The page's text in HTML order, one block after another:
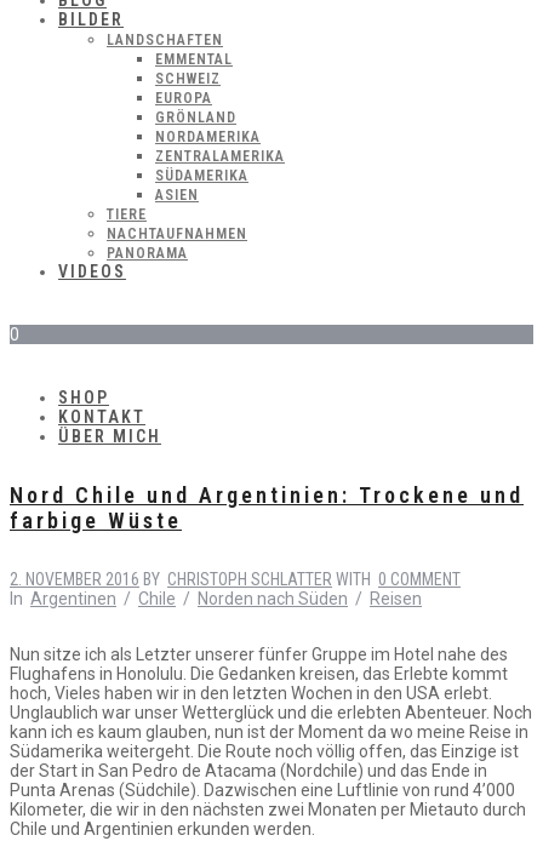
BILDER
LANDSCHAFTEN
EMMENTAL
SCHWEIZ
EUROPA
GRÖNLAND
NORDAMERIKA
ZENTRALAMERIKA
SÜDAMERIKA
ASIEN
TIERE
NACHTAUFNAHMEN
PANORAMA
VIDEOS
0
SHOP
KONTAKT
ÜBER MICH
Nord Chile und Argentinien: Trockene und
farbige Wüste
2. NOVEMBER 2016 BY CHRISTOPH SCHLATTER WITH 0 COMMENT
In Argentinen / Chile / Norden nach Süden / Reisen
Nun sitze ich als Letzter unserer fünfer Gruppe im Hotel nahe des
Flughafens in Honolulu. Die Gedanken kreisen, das Erlebte kommt
hoch, Vieles haben wir in den letzten Wochen in den USA erlebt.
Unglaublich war unser Wetterglück und die erlebten Abenteuer. Noch
kann ich es kaum glauben, nun ist der Moment da wo meine Reise in
Südamerika weitergeht. Die Route noch völlig offen, das Einzige ist
der Start in San Pedro de Atacama (Nordchile) und das Ende in
Punta Arenas (Südchile). Dazwischen eine Luftlinie von rund 4’000
Kilometer, die wir in den nächsten zwei Monaten per Mietauto durch
Chile und Argentinien erkunden werden.